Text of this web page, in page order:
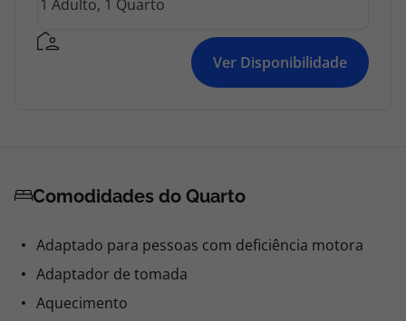
Ver Disponibilidade
Comodidades do Quarto
Adaptado para pessoas com deficiência motora
Adaptador de tomada
Aquecimento